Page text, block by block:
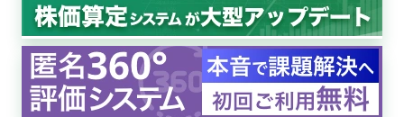
無料で株価を算定
資本政策を無料でお試し